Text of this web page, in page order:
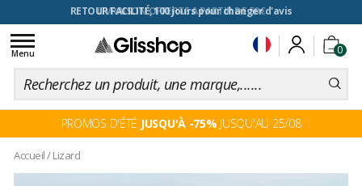
RETOUR FACILITÉ, 100 jours pour changer d'avis
0
Toggle
navigation
Menu
PROMOS D'ÉTÉ JUSQU'À -75% JUSQU'AU 25/08
Accueil/Lizard